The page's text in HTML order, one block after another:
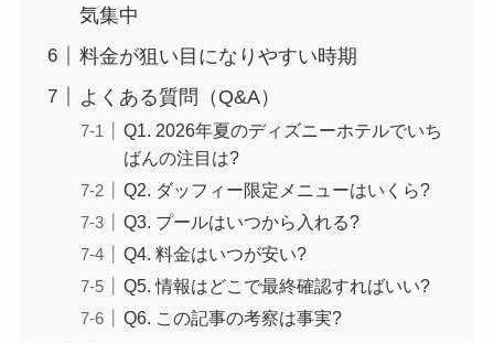
気集中
料金が狙い目になりやすい時期
よくある質問（Q&A）
Q1. 2026年夏のディズニーホテルでいち
ばんの注目は?
Q2. ダッフィー限定メニューはいくら?
Q3. プールはいつから入れる?
Q4. 料金はいつが安い?
Q5. 情報はどこで最終確認すればいい?
Q6. この記事の考察は事実?